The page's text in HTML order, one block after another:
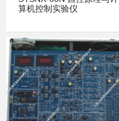
算机控制实验仪